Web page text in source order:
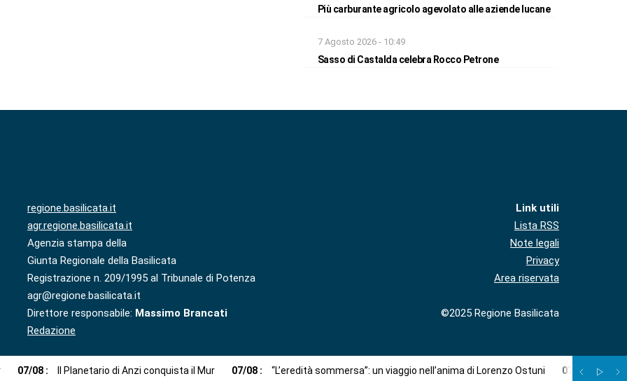
Più carburante agricolo agevolato alle aziende lucane
7 Agosto 2026 - 10:49
Sasso di Castalda celebra Rocco Petrone
regione.basilicata.it
agr.regione.basilicata.it
Agenzia stampa della
Giunta Regionale della Basilicata
Registrazione n. 209/1995 al Tribunale di Potenza
agr@regione.basilicata.it
Direttore responsabile: Massimo Brancati
Redazione
Link utili
Lista RSS
Note legali
Privacy
Area riservata
©2025 Regione Basilicata
07/08 : Il Planetario di Anzi conquista il Mur 07/08 : “L’eredità sommersa”: un viaggio nell’anima di Lorenzo Ostuni 07 08 Più